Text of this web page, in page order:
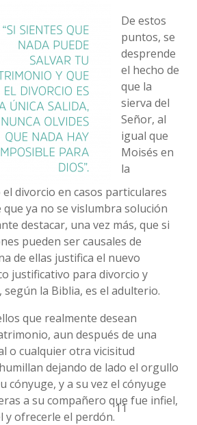
De estos
puntos, se
desprende
el hecho de
que la
sierva del
Señor, al
igual que
Moisés en
la
divorcio en casos particulares
que ya no se vislumbra solución
destacar, una vez más, que si
pueden ser causales de
de ellas justifica el nuevo
justificativo para divorcio y
según la Biblia, es el adulterio.
que realmente desean
aun después de una
o cualquier otra vicisitud
dejando de lado el orgullo
cónyuge, y a su vez el cónyuge
a su compañero que fue infiel,
y ofrecerle el perdón.
11